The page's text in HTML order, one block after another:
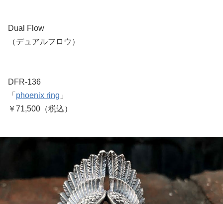
Dual Flow
（デュアルフロウ）
DFR-136
「 phoenix ring 」
￥71,500（税込）